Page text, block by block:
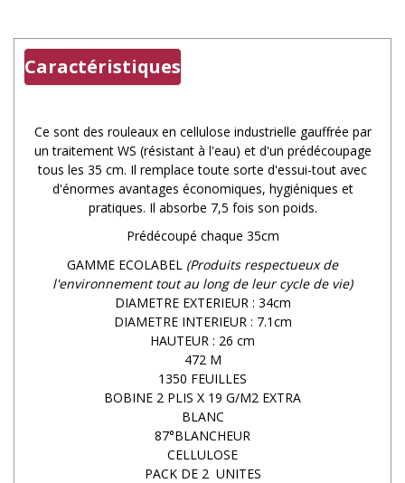
Caractéristiques
Ce sont des rouleaux en cellulose industrielle gauffrée par
un traitement WS (résistant à l'eau) et d'un prédécoupage
tous les 35 cm. Il remplace toute sorte d'essui-tout avec
d'énormes avantages économiques, hygiéniques et
pratiques. Il absorbe 7,5 fois son poids.
Prédécoupé chaque 35cm
GAMME ECOLABEL (Produits respectueux de
l'environnement tout au long de leur cycle de vie)
DIAMETRE EXTERIEUR : 34cm
DIAMETRE INTERIEUR : 7.1cm
HAUTEUR : 26 cm
472 M
1350 FEUILLES
BOBINE 2 PLIS X 19 G/M2 EXTRA
BLANC
87°BLANCHEUR
CELLULOSE
PACK DE 2 UNITES